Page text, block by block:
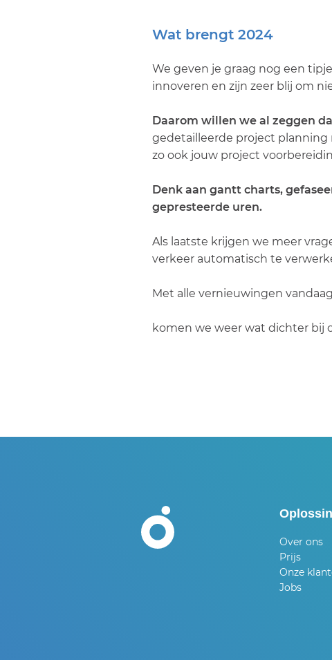
Wat brengt 2024
We geven je graag nog een
innoveren en zijn zeer blij om
Daarom willen we al zeggen
gedetailleerde project planning
zo ook jouw project
Denk aan gantt charts,
gepresteerde uren.
Als laatste krijgen we meer
verkeer automatisch te
Met alle vernieuwingen
komen we weer wat dichter bij
Over ons
Prijs
Onze
Jobs